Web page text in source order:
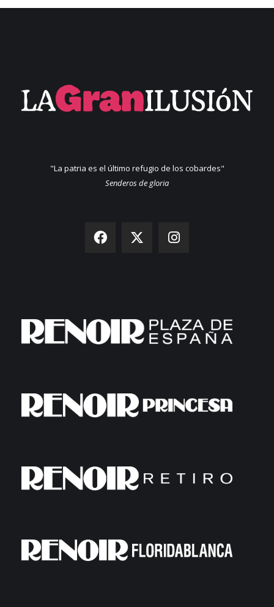
"La patria es el último refugio de los cobardes"
Senderos de gloria